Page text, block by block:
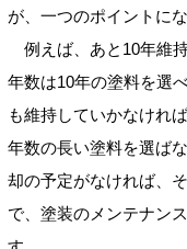
が、一つのポイントにな
例えば、あと10年維
年数は10年の塗料を選
も維持していかなけれ
年数の長い塗料を選ば
却の予定がなければ、
で、塗装のメンテナン